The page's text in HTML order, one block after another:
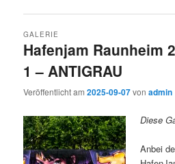
Hafenjam Raunheim
1 – ANTIGRAU
GALERIE
Veröffentlicht am2025-09-07vonadmin
Diese
Anbei